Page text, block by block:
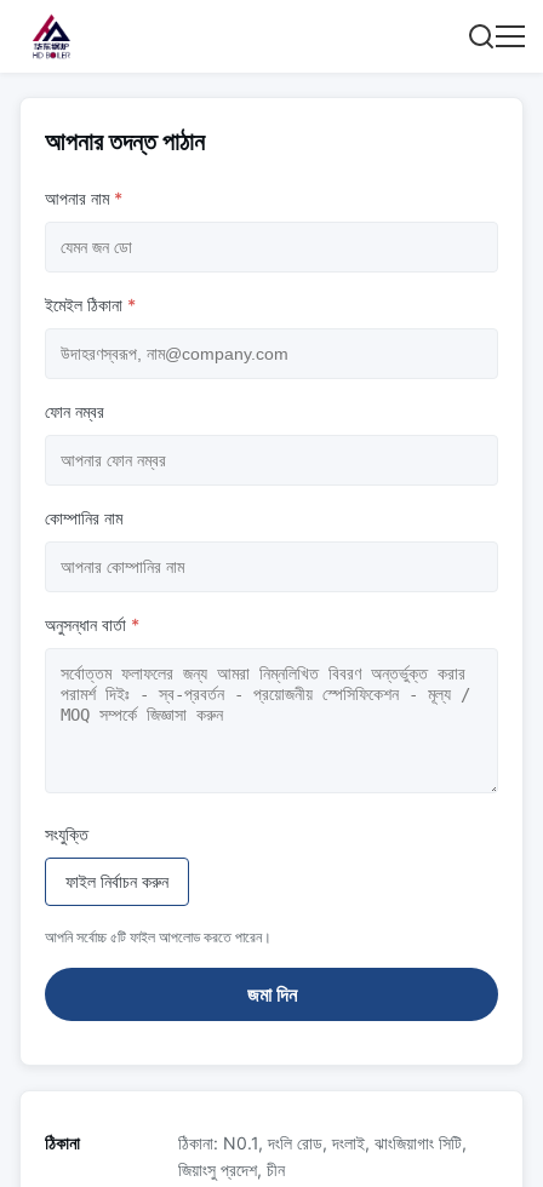
আপনার তদন্ত পাঠান
আপনার নাম *
ইমেইল ঠিকানা *
ফোন নম্বর
কোম্পানির নাম
অনুসন্ধান বার্তা *
সংযুক্তি
ফাইল নির্বাচন করুন
আপনি সর্বোচ্চ ৫টি ফাইল আপলোড করতে পারেন।
জমা দিন
ঠিকানা
ঠিকানা: N0.1, দংলি রোড, দংলাই, ঝাংজিয়াগাং সিটি,
জিয়াংসু প্রদেশ, চীন